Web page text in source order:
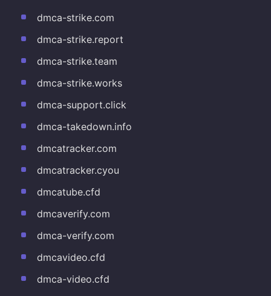
dmca-strike.com
dmca-strike.report
dmca-strike.team
dmca-strike.works
dmca-support.click
dmca-takedown.info
dmcatracker.com
dmcatracker.cyou
dmcatube.cfd
dmcaverify.com
dmca-verify.com
dmcavideo.cfd
dmca-video.cfd